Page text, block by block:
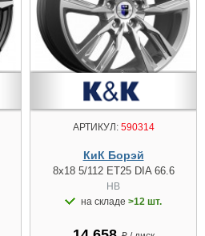
АРТИКУЛ:590314
КиК Борэй
8x18 5/112 ET25 DIA 66.6
HB
на складе >12 шт.